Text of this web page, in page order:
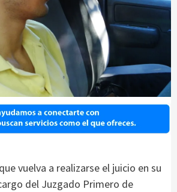
vuelva a realizarse el juicio en su
del Juzgado Primero de